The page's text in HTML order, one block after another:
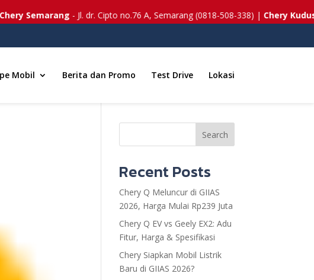
Mobil Berita dan Promo Test Drive Lokasi
Semarang- Jl. dr. Cipto no.76 A, Semarang (0818-508-338) |Chery Kudus-
Search
Recent Posts
Chery Q Meluncur di GIIAS
2026, Harga Mulai Rp239 Juta
Chery Q EV vs Geely EX2: Adu
Fitur, Harga & Spesifikasi
Chery Siapkan Mobil Listrik
Baru di GIIAS 2026?